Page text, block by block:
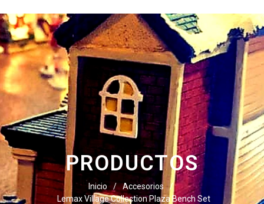
PRODUCTOS
Inicio / Accesorios
/
Lemax Village Collection Plaza Bench Set